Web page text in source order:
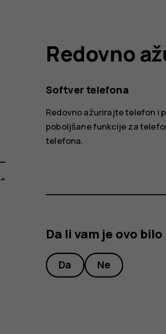
Redovno
Softver telefona
Redovno ažurirajte telefon i
poboljšane funkcije za
telefona.
Da li vam je ovo
Da Ne